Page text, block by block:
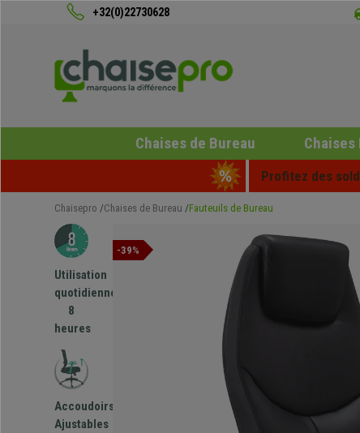
+32(0)22730628
Chaises de Bureau
Profitez des
Chaisepro Chaises de Bureau Fauteuils de Bureau
Utilisation
quotidienne
8
heures
Accoudoirs
Ajustables
-39%